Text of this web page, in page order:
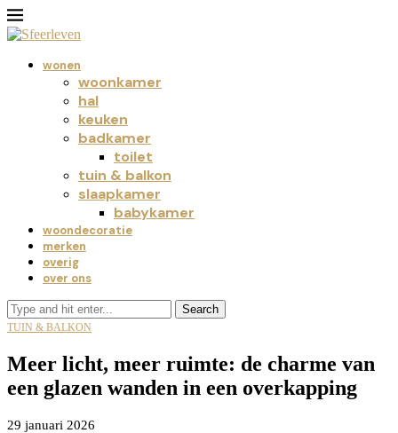
wonen
woonkamer
hal
keuken
badkamer
toilet
tuin & balkon
slaapkamer
babykamer
woondecoratie
merken
overig
over ons
Search
TUIN & BALKON
Meer licht, meer ruimte: de charme van
een glazen wanden in een overkapping
29 januari 2026